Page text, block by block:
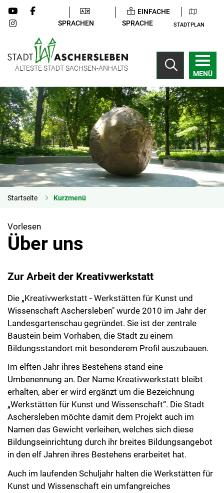
SPRACHEN
EINFACHE
SPRACHE
STADTPLAN
ÄLTESTE STADT SACHSEN-ANHALTS
MENÜ
Startseite Kurzmenü
Vorlesen
Über uns
Zur Arbeit der Kreativwerkstatt
Die „Kreativwerkstatt - Werkstätten für Kunst und
Wissenschaft Aschersleben" wurde 2010 im Jahr der
Landesgartenschau gegründet. Sie ist der zentrale
Baustein beim Vorhaben, die Stadt zu einem
Bildungsstandort mit besonderem Profil auszubauen.
Im elften Jahr ihres Bestehens stand eine
Umbenennung an. Der Name Kreativwerkstatt bleibt
erhalten, aber er wird ergänzt um die Bezeichnung
„Werkstätten für Kunst und Wissenschaft“. Die Stadt
Aschersleben möchte damit dem Projekt auch im
Namen das Gewicht verleihen, welches sich diese
Bildungseinrichtung durch ihr breites Bildungsangebot
in den elf Jahren ihres Bestehens erarbeitet hat.
Auch im laufenden Schuljahr halten die Werkstätten für
Kunst und Wissenschaft ein umfangreiches